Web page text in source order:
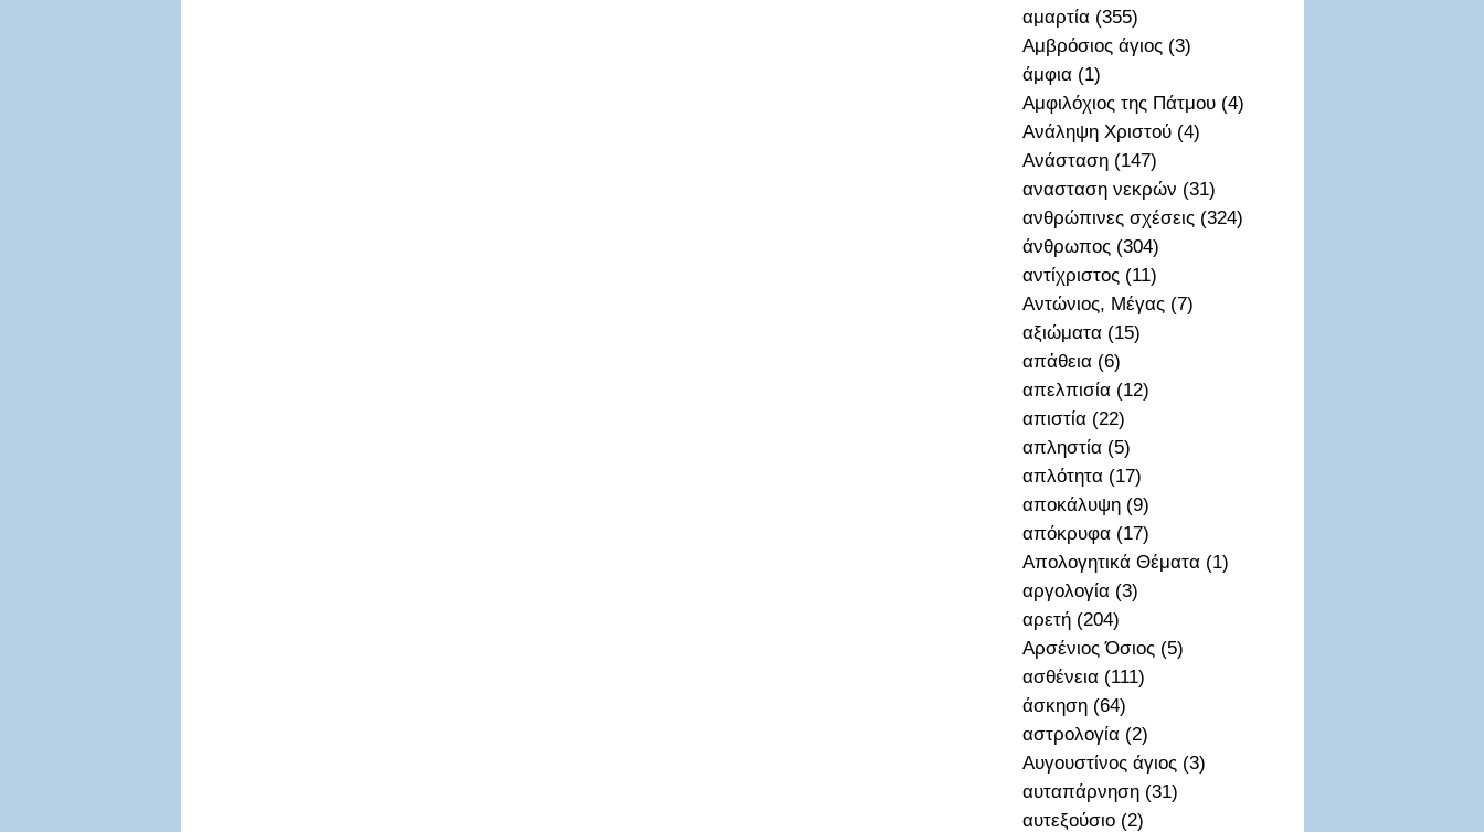
αμαρτία (355)
Αμβρόσιος άγιος (3)
άμφια (1)
Αμφιλόχιος της Πάτμου (4)
Ανάληψη Χριστού (4)
Ανάσταση (147)
ανασταση νεκρών (31)
ανθρώπινες σχέσεις (324)
άνθρωπος (304)
αντίχριστος (11)
Αντώνιος, Μέγας (7)
αξιώματα (15)
απἀθεια (6)
απελπισία (12)
απιστία (22)
απληστία (5)
απλότητα (17)
αποκάλυψη (9)
απόκρυφα (17)
Απολογητικά Θέματα (1)
αργολογία (3)
αρετή (204)
Αρσένιος Όσιος (5)
ασθένεια (111)
άσκηση (64)
αστρολογία (2)
Αυγουστίνος άγιος (3)
αυταπάρνηση (31)
αυτεξούσιο (2)